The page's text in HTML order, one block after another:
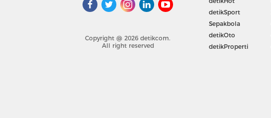
Copyright @ 2026 detikcom.
All right reserved
detikSport
Sepakbola
detikOto
detikProperti